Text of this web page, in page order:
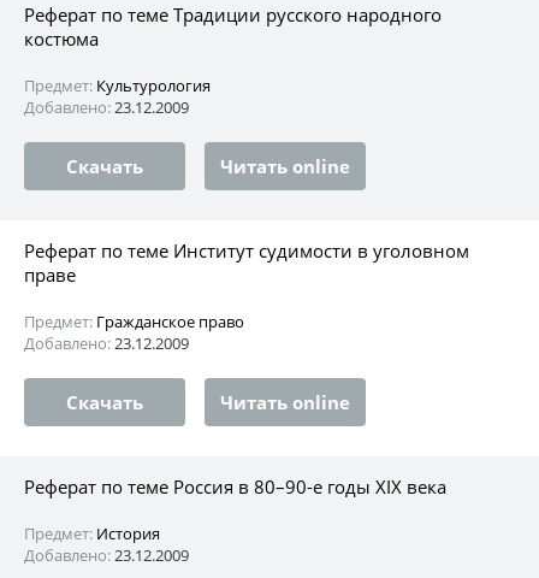
Реферат по теме Традиции русского народного
костюма
Предмет: Культурология
Добавлено:23.12.2009
Скачать Читать online
Реферат по теме Институт судимости в уголовном
праве
Предмет: Гражданское право
Добавлено:23.12.2009
Скачать Читать online
Реферат по теме Россия в 80–90-е годы XIX века
Предмет: История
Добавлено:23.12.2009